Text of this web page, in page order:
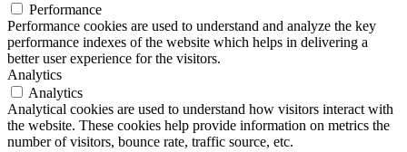
Performance
Performance cookies are used to understand and analyze the key
performance indexes of the website which helps in delivering a
better user experience for the visitors.
Analytics
Analytics
Analytical cookies are used to understand how visitors interact with
the website. These cookies help provide information on metrics the
number of visitors, bounce rate, traffic source, etc.